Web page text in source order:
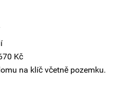
Kč
na klíč včetně pozemku.